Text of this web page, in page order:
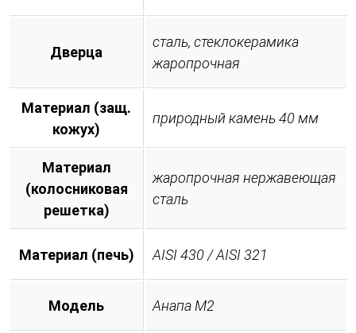
Дверца
сталь, стеклокерамика
жаропрочная
Материал (защ.
кожух)
природный камень 40 мм
Материал
(колосниковая
решетка)
жаропрочная нержавеющая
сталь
Материал (печь) AISI 430 / AISI 321
Модель Анапа М2